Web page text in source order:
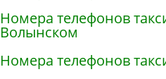
Номера телефонов
Волынском
Номера телефонов